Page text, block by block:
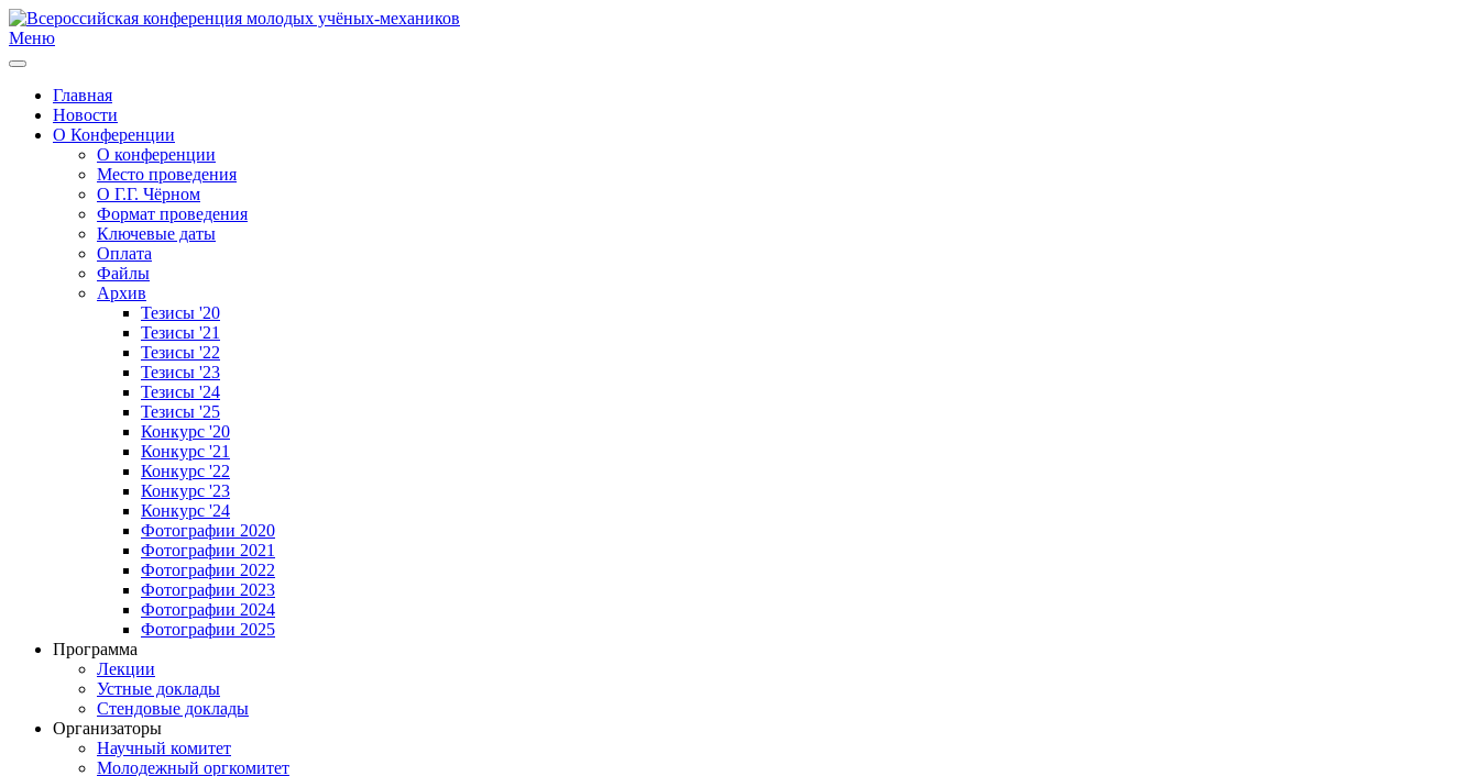
Меню
Главная
Новости
О Конференции
О конференции
Место проведения
О Г.Г. Чёрном
Формат проведения
Ключевые даты
Оплата
Файлы
Архив
Тезисы '20
Тезисы '21
Тезисы '22
Тезисы '23
Тезисы '24
Тезисы '25
Конкурс '20
Конкурс '21
Конкурс '22
Конкурс '23
Конкурс '24
Фотографии 2020
Фотографии 2021
Фотографии 2022
Фотографии 2023
Фотографии 2024
Фотографии 2025
Программа
Лекции
Устные доклады
Стендовые доклады
Организаторы
Научный комитет
Молодежный оргкомитет